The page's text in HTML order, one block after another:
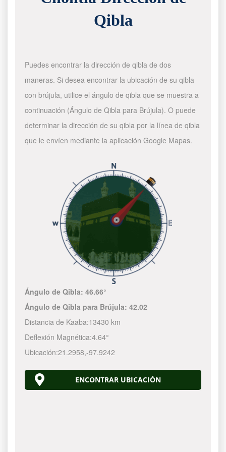
Qibla
Puedes encontrar la dirección de qibla de dos
maneras. Si desea encontrar la ubicación de su qibla
con brújula, utilice el ángulo de qibla que se muestra a
continuación (Ángulo de Qibla para Brújula). O puede
determinar la dirección de su qibla por la línea de qibla
que le envíen mediante la aplicación Google Mapas.
Ángulo de Qibla:46.66°
Ángulo de Qibla para Brújula:42.02
Distancia de Kaaba:13430 km
Deflexión Magnética:4.64°
Ubicación:21.2958,-97.9242
ENCONTRAR UBICACIÓN